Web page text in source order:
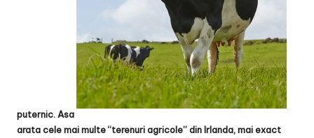
puternic. Asa
arata cele mai multe “terenuri agricole” din Irlanda, mai exact